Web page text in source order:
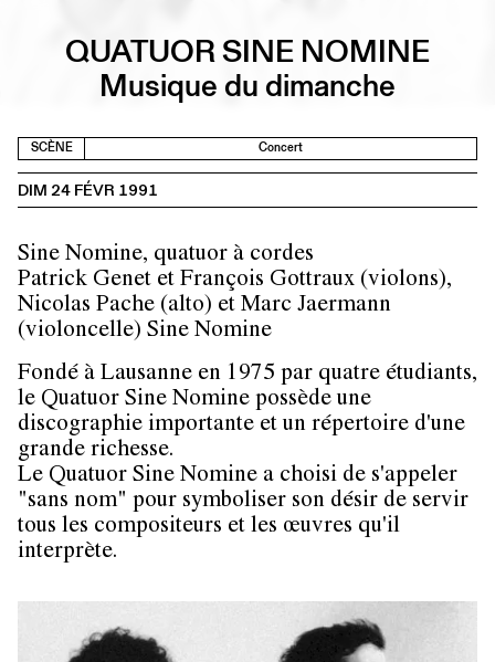
QUATUOR SINE NOMINE
Musique du dimanche
SCÈNE Concert
DIM 24 FÉVR 1991
Sine Nomine, quatuor à cordes
Patrick Genet et François Gottraux (violons),
Nicolas Pache (alto) et Marc Jaermann
(violoncelle) Sine Nomine
Fondé à Lausanne en 1975 par quatre étudiants,
le Quatuor Sine Nomine possède une
discographie importante et un répertoire d'une
grande richesse.
Le Quatuor Sine Nomine a choisi de s'appeler
"sans nom" pour symboliser son désir de servir
tous les compositeurs et les œuvres qu'il
interprète.